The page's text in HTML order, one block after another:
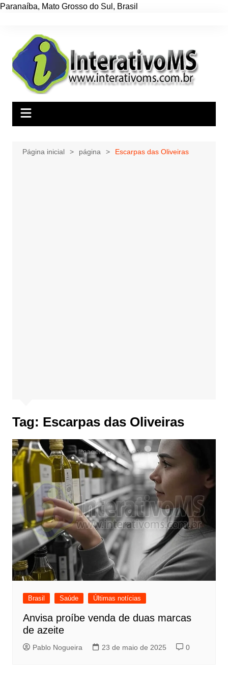
Paranaíba, Mato Grosso do Sul , Brasil
conteúdo
Página inicial página Escarpas das Oliveiras
Tag: Escarpas das Oliveiras
Brasil Saúde Últimas notícias
Anvisa proíbe venda de duas marcas
de azeite
Pablo Nogueira 23 de maio de 2025 0